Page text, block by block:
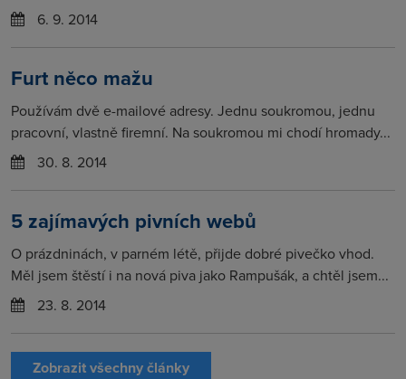
6. 9. 2014
Furt něco mažu
Používám dvě e-mailové adresy. Jednu soukromou, jednu
pracovní, vlastně firemní. Na soukromou mi chodí hromady...
30. 8. 2014
5 zajímavých pivních webů
O prázdninách, v parném létě, přijde dobré pivečko vhod.
Měl jsem štěstí i na nová piva jako Rampušák, a chtěl jsem...
23. 8. 2014
Zobrazit všechny články